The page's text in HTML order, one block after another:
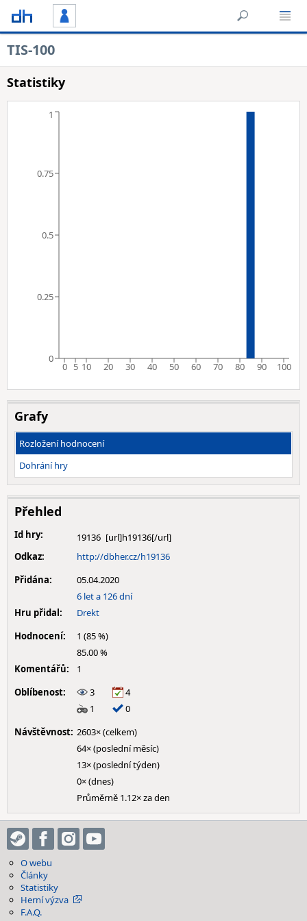
TIS-100
Statistiky
0 5 10 20 30 40 50 60 70 80 90 100
0
0.25
0.5
0.75
1
Grafy
Rozložení hodnocení
Dohrání hry
Přehled
Id hry:
19136
Odkaz:
http://dbher.cz/h19136
Přidána:
05.04.2020
6 let a 126 dní
Hru přidal:
Drekt
Hodnocení:
1 (85 %)
85.00 %
Komentářů:
1
Oblíbenost:
3
4
1
0
Návštěvnost: 2603× (celkem)
64× (poslední měsíc)
13× (poslední týden)
0× (dnes)
Průměrně 1.12× za den
O webu
Články
Statistiky
Herní výzva
F.A.Q.